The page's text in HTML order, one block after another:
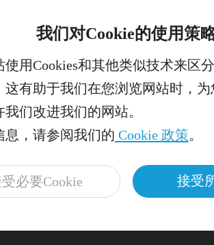
我们对Cookie的使用策
使用Cookies和其他类似技术来区
这有助于我们在您浏览网站时，
们改进我们的网站。
息，请参阅我们的 Cookie 政策。
必要Cookie 接受